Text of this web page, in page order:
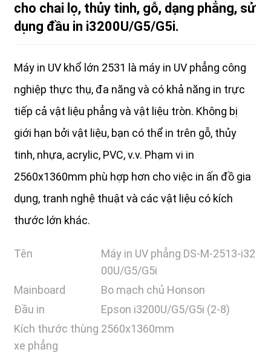
cho chai lọ, thủy tinh, gỗ, dạng phẳng, sử
dụng đầu in i3200U/G5/G5i.
Máy in UV khổ lớn 2531 là máy in UV phẳng công
nghiệp thực thụ, đa năng và có khả năng in trực
tiếp cả vật liệu phẳng và vật liệu tròn. Không bị
giới hạn bởi vật liệu, bạn có thể in trên gỗ, thủy
tinh, nhựa, acrylic, PVC, v.v. Phạm vi in ​​
2560x1360mm phù hợp hơn cho việc in ấn đồ gia
dụng, tranh nghệ thuật và các vật liệu có kích
thước lớn khác.
Tên
Máy in UV phẳng DS-M-2513-i32
00U/G5/G5i
Mainboard
Bo mạch chủ Honson
Đầu in
Epson i3200U/G5/G5i (2-8)
Kích thước thùng
xe phẳng
2560x1360mm